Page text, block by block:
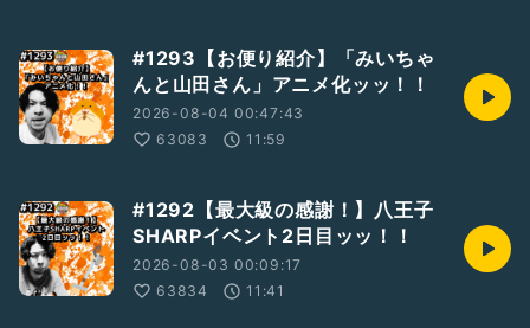
#1293【お便り紹介】「みいちゃ
んと山田さん」アニメ化ッッ！！
2026-08-04 00:47:43
63083
11:59
#1292【最大級の感謝！】八王子
SHARPイベント2日目ッッ！！
2026-08-03 00:09:17
63834
11:41